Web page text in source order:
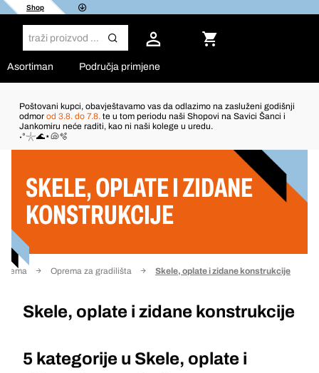
Shop
Asortiman Područja primjene
Poštovani kupci, obavještavamo vas da odlazimo na zasluženi godišnji
odmor od 3.8. do 7.8. te u tom periodu naši Shopovi na Savici Šanci i
Jankomiru neće raditi, kao ni naši kolege u uredu.
˖°𓇼🌊⋆🐚🫧
SKELE, OPLATE I ZIDANE
KONSTRUKCIJE
Oprema za gradilišta Skele, oplate i zidane konstrukcije
Skele, oplate i zidane konstrukcije
5 kategorije u Skele, oplate i
Filter